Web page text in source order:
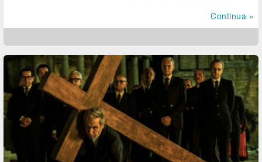
Continua »